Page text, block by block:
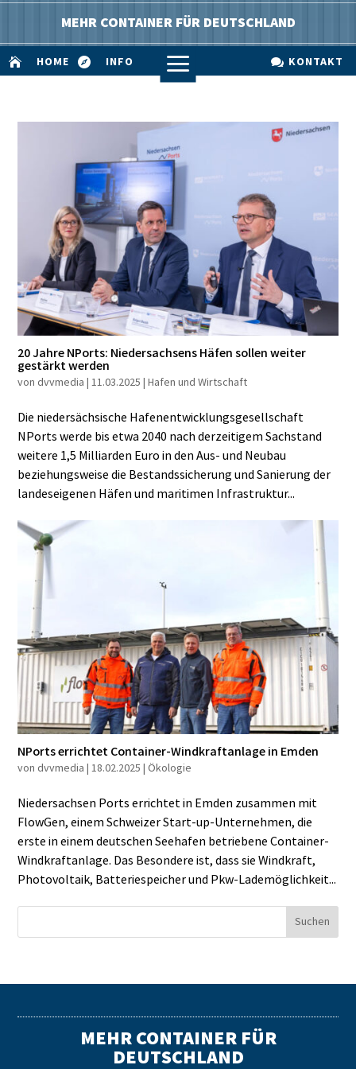
MEHR CONTAINER FÜR DEUTSCHLAND
 HOME  INFO a  KONTAKT
20 Jahre NPorts: Niedersachsens Häfen sollen weiter
gestärkt werden
von dvvmedia |11.03.2025 |Hafen und Wirtschaft
Die niedersächsische Hafenentwicklungsgesellschaft
NPorts werde bis etwa 2040 nach derzeitigem Sachstand
weitere 1,5 Milliarden Euro in den Aus- und Neubau
beziehungsweise die Bestandssicherung und Sanierung der
landeseigenen Häfen und maritimen Infrastruktur...
NPorts errichtet Container-Windkraftanlage in Emden
von dvvmedia |18.02.2025 |Ökologie
Niedersachsen Ports errichtet in Emden zusammen mit
FlowGen, einem Schweizer Start-up-Unternehmen, die
erste in einem deutschen Seehafen betriebene Container-
Windkraftanlage. Das Besondere ist, dass sie Windkraft,
Photovoltaik, Batteriespeicher und Pkw-Lademöglichkeit...
MEHR CONTAINER FÜR
DEUTSCHLAND